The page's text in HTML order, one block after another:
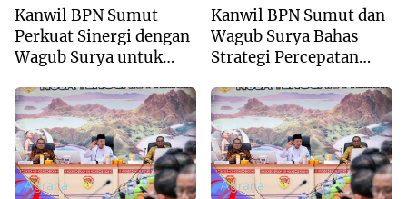
Kanwil BPN Sumut
Perkuat Sinergi dengan
Wagub Surya untuk
Pertanahan Profesional
Kanwil BPN Sumut dan
Wagub Surya Bahas
Strategi Percepatan
Daerah
Agraria Agraria